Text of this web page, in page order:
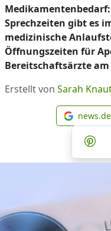
Sprechzeiten gibt es
medizinische
Öffnungszeiten für
Bereitschaftsärzte
Erstellt von Sarah